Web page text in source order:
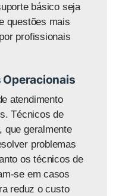
básico seja
questões mais
profissionais
Operacionais
atendimento
Técnicos de
, que geralmente
problemas
os técnicos de
se em casos
reduz o custo